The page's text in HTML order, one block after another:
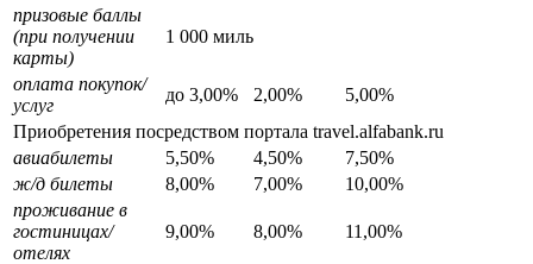
призовые баллы
(при получении
карты)
1 000 миль
оплата покупок/
услуг
до 3,00% 2,00%
5,00%
Приобретения посредством портала travel.alfabank.ru
авиабилеты
5,50% 4,50%
7,50%
ж/д билеты
8,00% 7,00%
10,00%
проживание в
гостиницах/
отелях
9,00% 8,00% 11,00%